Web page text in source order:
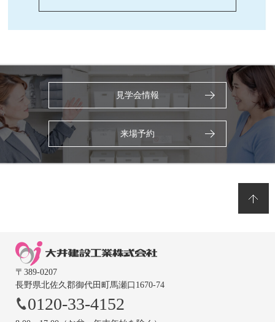
見学会情報
来場予約
〒389-0207
長野県北佐久郡御代田町馬瀬口1670-74
0120-33-4152